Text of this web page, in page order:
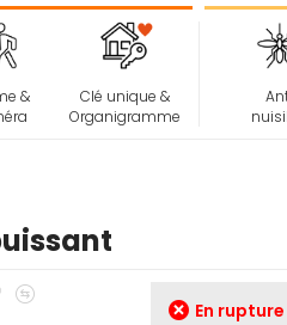
&
Clé unique &
Organigramme
Ajouter
En